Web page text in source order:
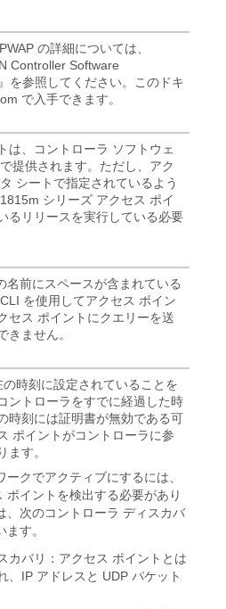
の詳細については、
Controller Software
を参照してください。このドキ
で入手できます。
は、コントローラ ソフトウェ
提供されます。ただし、アク
シートで指定されているよう
シリーズ アクセス ポイ
るリリースを実行している必要
名前にスペースが含まれている
を使用してアクセス ポイン
セス ポイントにクエリーを送
きません。
時刻に設定されていることを
ントローラをすでに経過した時
時刻には証明書が無効である可
ポイントがコントローラに参
ます。
クでアクティブにするには、
ポイントを検出する必要があり
、次のコントローラ ディスカバ
す。
カバリ：アクセス ポイントとは
、IP アドレスと UDP パケット